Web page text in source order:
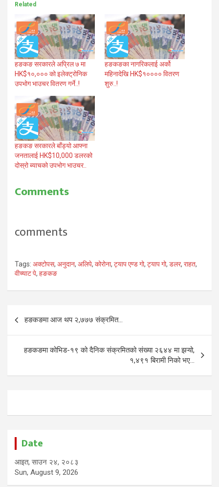
Related
हङकङ सरकारले अप्रिल ७ मा
HK$१०,००० को इलेक्ट्रोनिक
उपभोग भाउचर वितरण गर्ने..!
हङकङका नागरिकलाई अर्को
महिनादेखि HK$१०००० वितरण
शुरु..!
हङकङ सरकारले बाँड्यो आफ्ना
जनतालाई HK$10,000 डलरको
दोस्रो ब्याचको उपभोग भाउचर..
Comments
comments
Tags: अक्टोपस, अनुदान, अलिपे, कोरोना, ट्याप एण्ड गो, ट्याप गो, डलर, राहत,
वीच्याट पे, हङकङ
Post
navigation
हङकङमा आज थप २,७७७ संक्रमित…
हङकङमा कोभिड-१९ को दैनिक संक्रमितको संख्या २६४४ मा झऱ्यो,
१,४९१ बिरामी निको भए…
Date
आइत, साउन २४, २०८३
Sun, August 9, 2026